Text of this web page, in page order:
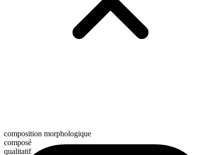
composition morphologique
composé
qualitatif